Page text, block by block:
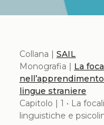
Collana | SAIL
Monografia | La
lingue straniere
Capitolo | 1 • La
linguistiche e